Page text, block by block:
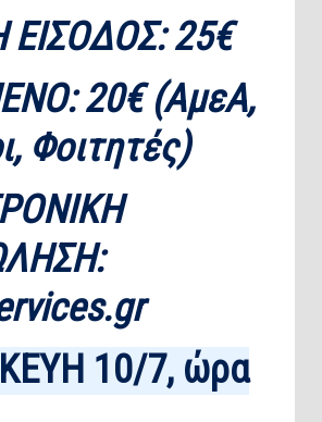
ΕΙΣΟΔΟΣ: 25€
20€ (ΑμεΑ,
Φοιτητές)
10/7, ώρα